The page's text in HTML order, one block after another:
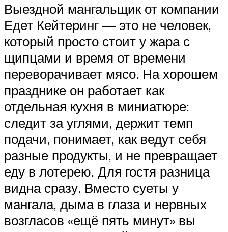
Выездной мангальщик от компании
Едет Кейтеринг — это не человек,
который просто стоит у жара с
щипцами и время от времени
переворачивает мясо. На хорошем
празднике он работает как
отдельная кухня в миниатюре:
следит за углями, держит темп
подачи, понимает, как ведут себя
разные продукты, и не превращает
еду в лотерею. Для гостя разница
видна сразу. Вместо суеты у
мангала, дыма в глаза и нервных
возгласов «ещё пять минут» вы